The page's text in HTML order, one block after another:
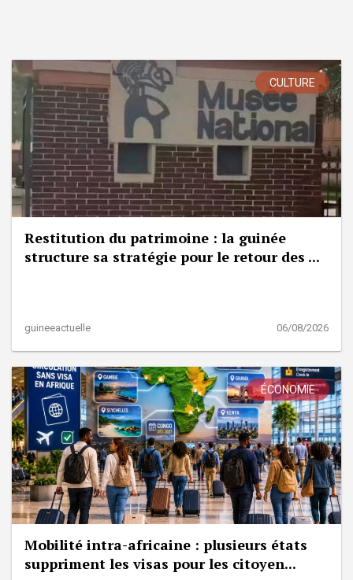
CULTURE
Restitution du patrimoine : la guinée
structure sa stratégie pour le retour des ...
guineeactuelle 06/08/2026
ÉCONOMIE
Mobilité intra-africaine : plusieurs états
suppriment les visas pour les citoyen...